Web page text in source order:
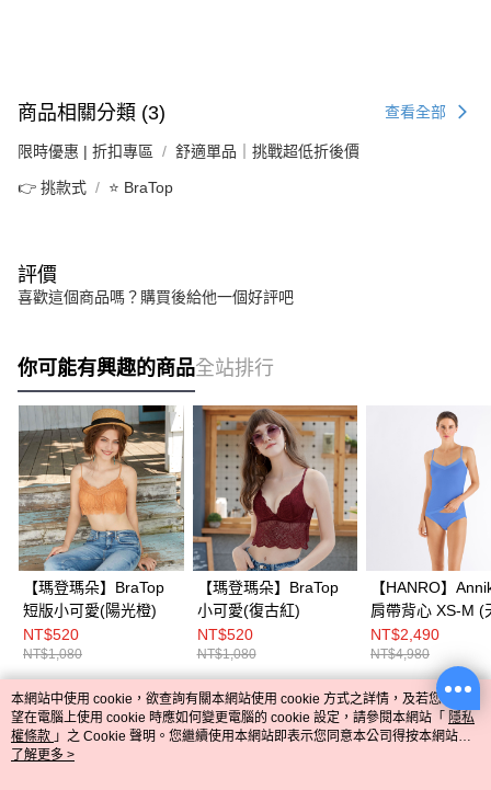
商品相關分類 (3) 查看全部
限時優惠 | 折扣專區 舒適單品｜挑戰超低折後價
👉 挑款式 ⭐ BraTop
評價
喜歡這個商品嗎？購買後給他一個好評吧
你可能有興趣的商品全站排行
【瑪登瑪朵】BraTop
短版小可愛(陽光橙)
NT$520
NT$1,080
【瑪登瑪朵】BraTop
小可愛(復古紅)
NT$520
NT$1,080
【HANRO】
肩帶背心 XS-M (
NT$2,490
NT$4,980
熱門標籤
本網站中使用 cookie，欲查詢有關本網站使用 cookie 方式之詳情，及若您不希
望在電腦上使用 cookie 時應如何變更電腦的 cookie 設定，請參閱本網站「 隱私
權條款 」之 Cookie 聲明。您繼續使用本網站即表示您同意本公司得按本網站使
用條款之 Cookie 聲明使用 cookie。
了解更多 >